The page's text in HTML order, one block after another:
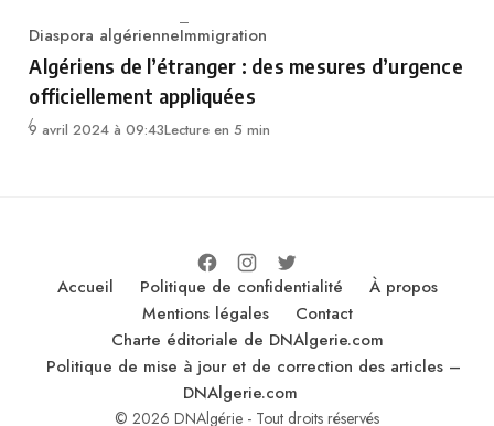
Category
Diaspora algérienneImmigration
Algériens de l’étranger : des mesures d’urgence
officiellement appliquées
9 avril 2024 à 09:43Lecture en 5 min
Accueil Politique de confidentialité
À propos
Mentions légales
Contact
Charte éditoriale de DNAlgerie.com
Politique de mise à jour et de correction des articles –
DNAlgerie.com
© 2026 DNAlgérie - Tout droits réservés